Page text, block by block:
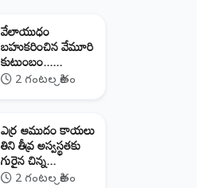
వేలాయుధం
బహుకరించిన వేమూరి
కుటుంబం......
2 గంటల క్రితం
ఎర్ర ఆముదం కాయలు
తిని తీవ్ర అస్వస్థతకు
గురైన చిన్న...
2 గంటల క్రితం